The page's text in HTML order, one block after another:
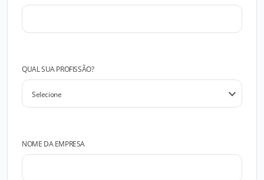
QUAL SUA PROFISSÃO?
NOME DA EMPRESA